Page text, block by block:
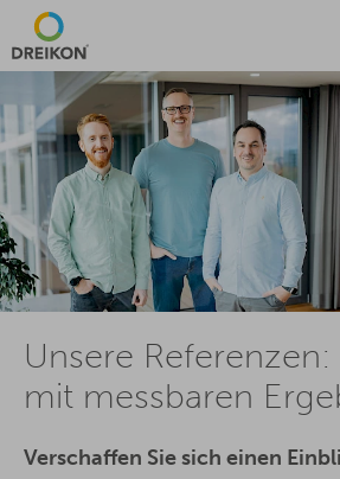
Unsere
mit messbaren
Verschaffen Sie sich einen